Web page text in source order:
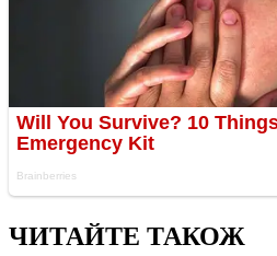
ЧИТАЙТЕ ТАКОЖ